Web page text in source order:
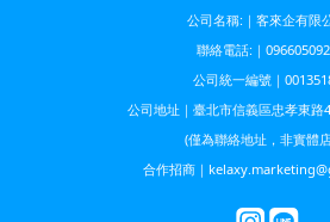
公司名稱:｜客來企有限
聯絡電話:｜
公司統一編號｜
公司地址｜臺北市信義區忠孝東路
(僅為聯絡地址，非實體
合作招商｜